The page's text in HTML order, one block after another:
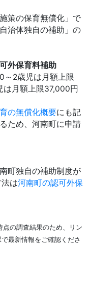
策の保育無償化」で
治体独自の補助」の
外保育料補助
～2歳児は月額上限
月額上限37,000円
の無償化概要にも記
ため、河南町に申請
町独自の補助制度が
は河南町の認可外保
の調査結果のため、リン
最新情報をご確認くださ